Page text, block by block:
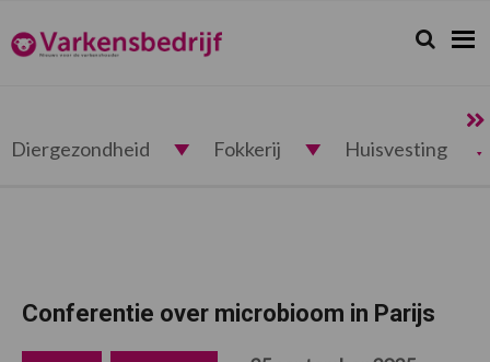
de
hoofdnavigatie
de
hoofd
de
eerste
de
voettekst
Varkensbedrijf.nl Zoeken...
Zoek
Diergezondheid Fokkerij Huisvesting
Conferentie over microbioom in Parijs